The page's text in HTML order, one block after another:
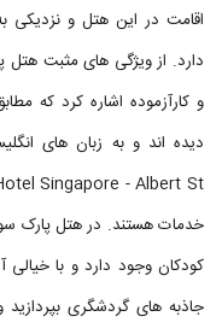
اقامت در این هتل و نزدیکی به
دارد. از ویژگی‌ های مثبت هتل
و کارآزموده اشاره کرد که
خدمات هستند. در هتل پارک
کودکان وجود دارد و با
جاذبه های گردشگری